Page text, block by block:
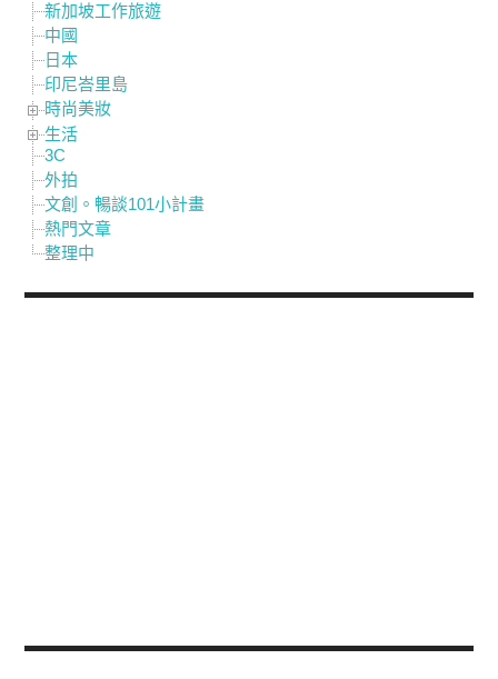
新加坡工作旅遊
中國
日本
印尼峇里島
時尚美妝
生活
3C
外拍
文創。暢談101小計畫
熱門文章
整理中